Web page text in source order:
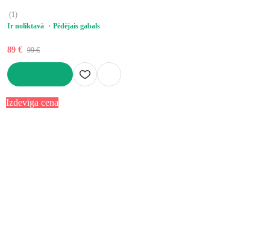
(1)
Ir noliktavā
Pēdējais gabals
89 € 99 €
Izdevīga cena